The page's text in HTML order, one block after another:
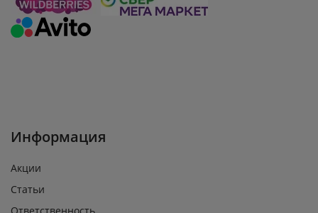
Информация
Акции
Статьи